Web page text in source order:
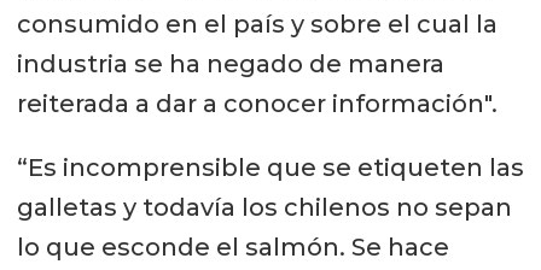
consumido en el país y sobre el cual la
industria se ha negado de manera
reiterada a dar a conocer información".
“Es incomprensible que se etiqueten las
galletas y todavía los chilenos no sepan
lo que esconde el salmón. Se hace